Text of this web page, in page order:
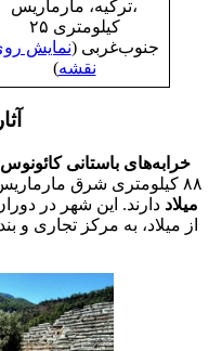
ترکیه، مارماریس،
۲۵ کیلومتری
جنوب‌غربی (نمایش
نقشه)
خرابه‌های باستانی کائونوس
۸۸ کیلومتری شرق مارماریس قرار دارند، ق
میلاد
از میلاد، به مرکز تجاری و